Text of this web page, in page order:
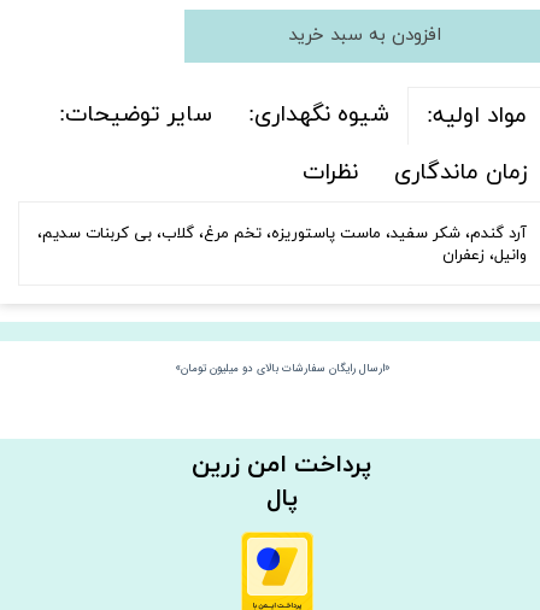
افزودن به سبد خرید
مواد اولیه: شیوه نگهداری:
سایر توضیحات:
زمان ماندگاری
نظرات
آرد گندم، شکر سفید، ماست پاستوریزه، تخم مرغ، گلاب، بی کربنات سدیم،
وانیل، زعفران
«ارسال رایگان سفارشات بالای دو میلیون تومان»
​​پرداخت امن زرین
پال